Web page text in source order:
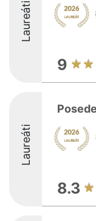
Laureáti
9
Laureáti
8.3